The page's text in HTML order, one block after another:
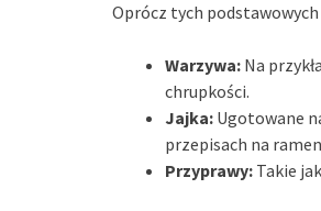
Oprócz tych
Warzywa: Na
chrupkości.
Jajka: Ugotowane
przepisach na
Przyprawy: Takie